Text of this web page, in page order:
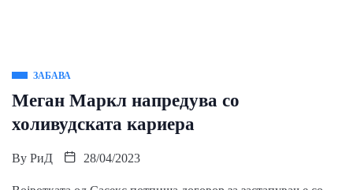
ЗАБАВА
Меган Маркл напредува со
холивудската кариера
By РиД 28/04/2023